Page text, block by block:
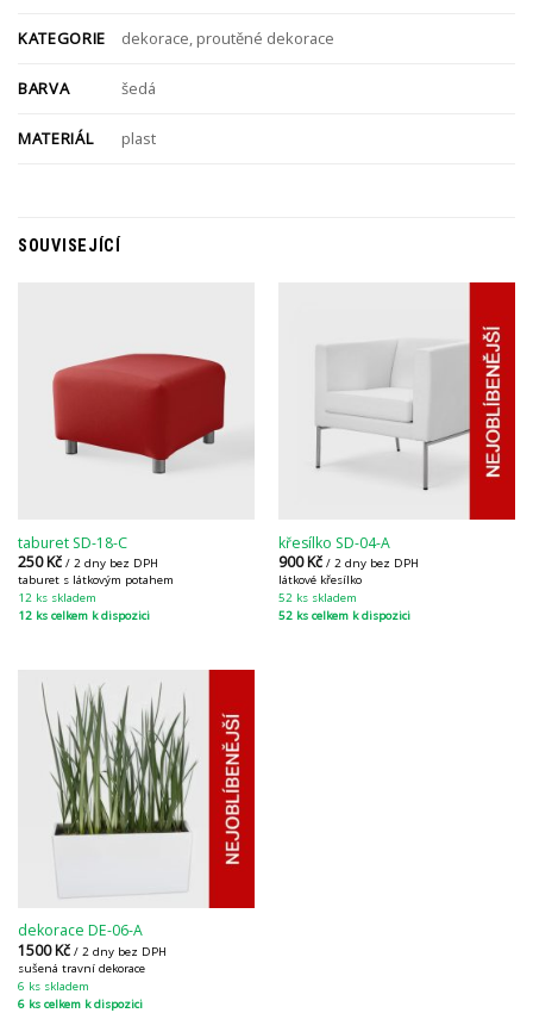
KATEGORIE dekorace, proutěné dekorace
BARVA šedá
MATERIÁL plast
SOUVISEJÍCÍ
taburet SD-18-C
250Kč / 2 dny bez DPH
taburet s látkovým potahem
12 ks skladem
12 ks celkem k dispozici
křesílko SD-04-A
900Kč / 2 dny bez DPH
látkové křesílko
52 ks skladem
52 ks celkem k dispozici
dekorace DE-06-A
1500Kč / 2 dny bez DPH
sušená travní dekorace
6 ks skladem
6 ks celkem k dispozici